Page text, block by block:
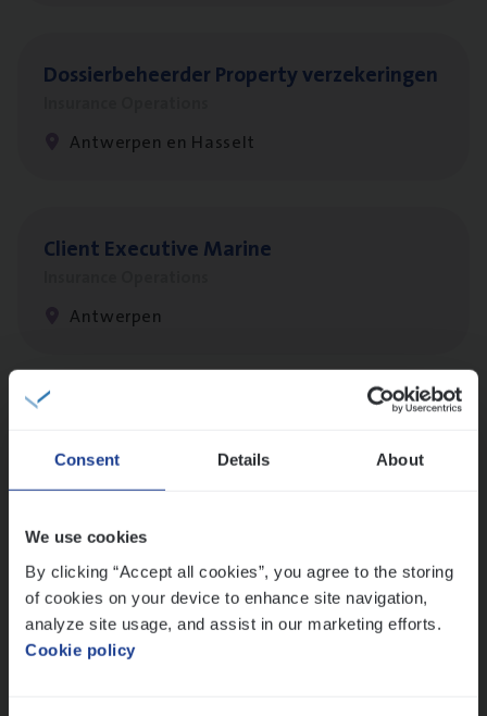
Consent Details About
We use cookies
By clicking “Accept all cookies”, you agree to the storing
of cookies on your device to enhance site navigation,
analyze site usage, and assist in our marketing efforts.
Cookie policy
Dos­sier­be­heer­der Pro­per­ty verzekeringen
Antwerpen en Hasselt
Client Exe­cu­ti­ve Marine
Antwerpen
People Management, Sales Management
Antwerpen
Scha­de Expert Fleet
Claims Management
Antwerpen